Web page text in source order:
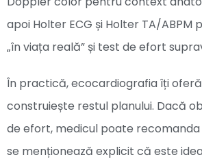
apoi Holter ECG și Holter TA/
„în viața reală” și test de efort
În practică, ecocardiografia îți oferă
construiește restul planului. Dacă
de efort, medicul poate
se menționează explicit că este